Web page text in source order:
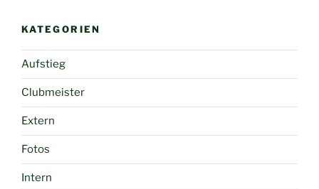
KATEGORIEN
Aufstieg
Clubmeister
Extern
Fotos
Intern